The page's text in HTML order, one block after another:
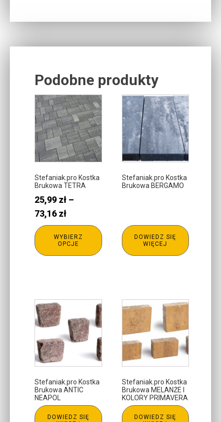
Podobne produkty
Stefaniak.pro Kostka
Brukowa TETRA
25,99 zł –
73,16 złZakres
cen:
od
25,99 zł
WYBIERZ
OPCJE
Ten
produkt
ma
wiele
wariantów.
Opcje
można
wybrać
na
stronie
produktu
Stefaniak.pro Kostka
Brukowa BERGAMO
DOWIEDZ SIĘ
WIĘCEJ
Stefaniak.pro Kostka
Brukowa ANTIC
NEAPOL
DOWIEDZ SIĘ
Stefaniak.pro Kostka
Brukowa MELANŻE I
KOLORY PRIMAVERA
DOWIEDZ SIĘ